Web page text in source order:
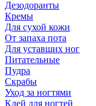
Дезодоранты
Кремы
Для сухой кожи
От запаха пота
Для уставших ног
Питательные
Пудра
Скрабы
Уход за ногтями
Клей для ногтей